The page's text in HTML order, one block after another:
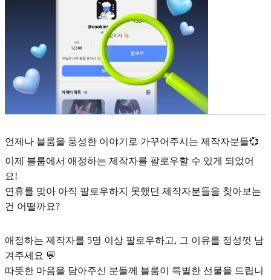
언제나 블룸을 풍성한 이야기로 가꾸어주시는 제작자분들💞
이제 블룸에서 애정하는 제작자를 팔로우할 수 있게 되었어
요!
연휴를 맞아 아직 팔로우하지 못했던 제작자분들을 찾아보는
건 어떨까요?
애정하는 제작자를 5명 이상 팔로우하고, 그 이유를 정성껏 남
겨주세요 💬
따뜻한 마음을 담아주신 분들께 블룸이 특별한 선물을 드립니